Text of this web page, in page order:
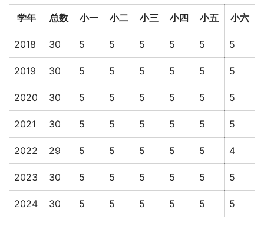
学年 总数 小一 小二 小三 小四 小五 小六
2018 30 5 5 5 5 5 5
2019 30 5 5 5 5 5 5
2020 30 5 5 5 5 5 5
2021 30 5 5 5 5 5 5
2022 29 5 5 5 5 5 4
2023 30 5 5 5 5 5 5
2024 30 5 5 5 5 5 5